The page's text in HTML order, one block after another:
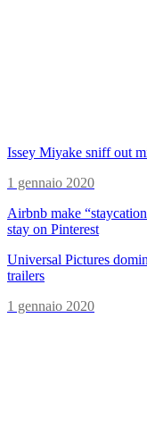
Issey Miyake sniff out
1 gennaio 2020
Airbnb make
stay on Pinterest
Universal Pictures
trailers
1 gennaio 2020